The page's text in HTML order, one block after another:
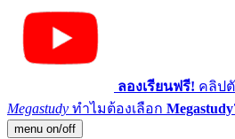
ลองเรียนฟรี! คลิป
Megastudy ทำไมต้องเลือก
menu on/off